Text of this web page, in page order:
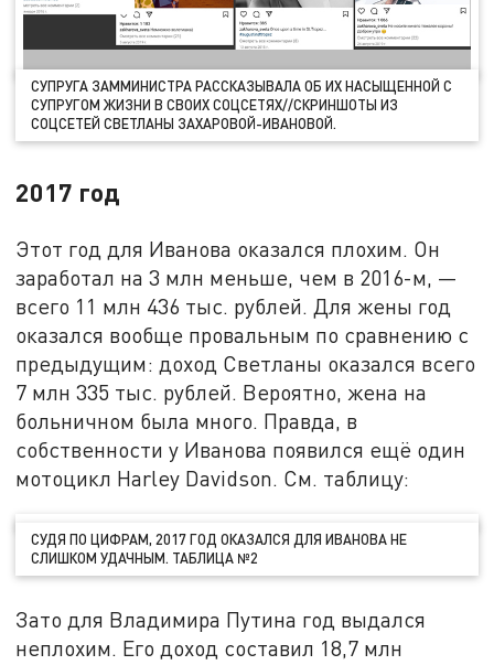
СУПРУГА ЗАММИНИСТРА РАССКАЗЫВАЛА ОБ ИХ НАСЫЩЕННОЙ С
СУПРУГОМ ЖИЗНИ В СВОИХ СОЦСЕТЯХ//СКРИНШОТЫ ИЗ
СОЦСЕТЕЙ СВЕТЛАНЫ ЗАХАРОВОЙ-ИВАНОВОЙ.
2017 год
Этот год для Иванова оказался плохим. Он
заработал на 3 млн меньше, чем в 2016-м, —
всего 11 млн 436 тыс. рублей. Для жены год
оказался вообще провальным по сравнению с
предыдущим: доход Светланы оказался всего
7 млн 335 тыс. рублей. Вероятно, жена на
больничном была много. Правда, в
собственности у Иванова появился ещё один
мотоцикл Harley Davidson. См. таблицу:
СУДЯ ПО ЦИФРАМ, 2017 ГОД ОКАЗАЛСЯ ДЛЯ ИВАНОВА НЕ
СЛИШКОМ УДАЧНЫМ. ТАБЛИЦА №2
Зато для Владимира Путина год выдался
неплохим. Его доход составил 18,7 млн